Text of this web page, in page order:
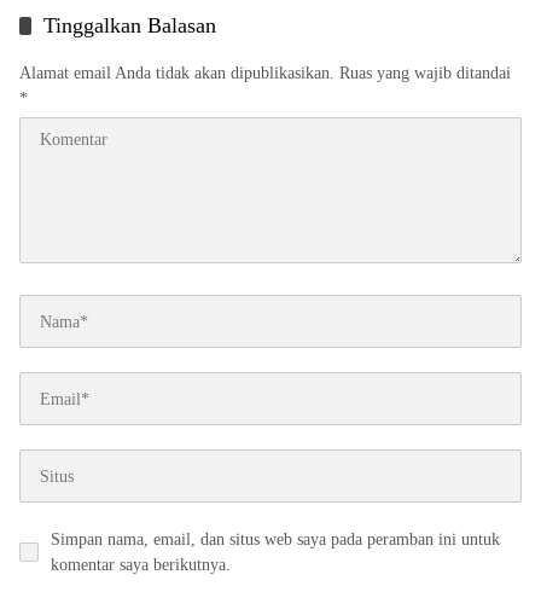
Tinggalkan Balasan
Alamat email Anda tidak akan dipublikasikan. Ruas yang wajib ditandai
*
Simpan nama, email, dan situs web saya pada peramban ini untuk
komentar saya berikutnya.